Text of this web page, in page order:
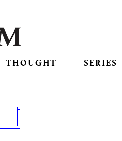
THOUGHT SERIES